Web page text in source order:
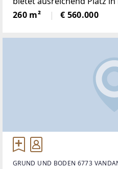
neben 5Schlafräumen,
neu renovierten Kachelofen,
260 m² € 560.000
GRUND UND BODEN 6773